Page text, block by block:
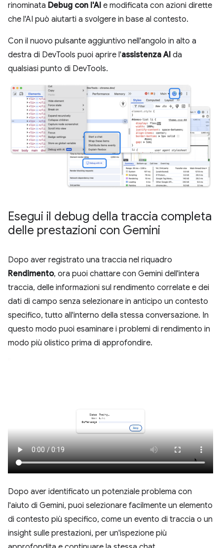
rinominata Debug con l'AI e modificata con azioni dirette
che l'AI può aiutarti a svolgere in base al contesto.
Con il nuovo pulsante aggiuntivo nell'angolo in alto a
destra di DevTools puoi aprire l'assistenza AI da
qualsiasi punto di DevTools.
Esegui il debug della traccia completa
delle prestazioni con Gemini
Dopo aver registrato una traccia nel riquadro
Rendimento, ora puoi chattare con Gemini dell'intera
traccia, delle informazioni sul rendimento correlate e dei
dati di campo senza selezionare in anticipo un contesto
specifico, tutto all'interno della stessa conversazione. In
questo modo puoi esaminare i problemi di rendimento in
modo più olistico prima di approfondire.
Dopo aver identificato un potenziale problema con
l'aiuto di Gemini, puoi selezionare facilmente un elemento
di contesto più specifico, come un evento di traccia o un
insight sulle prestazioni, per un'ispezione più